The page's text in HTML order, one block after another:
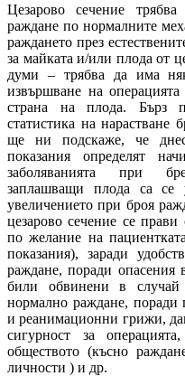
Цезарово сечение
раждане по нормалните
раждането през
за майката и/или плода от
думи – трябва да има
извършване на
страна на плода. Бърз
статистика на нарастване
ще ни подскаже, че
показания определят
заболяванията при
заплашващи плода са
увеличението при броя
цезарово сечение се
по желание на
показания), заради
раждане, поради опасения
били обвинени в случай
нормално раждане, поради
и реанимационни грижи,
сигурност за
обществото (късно
личности ) и др.